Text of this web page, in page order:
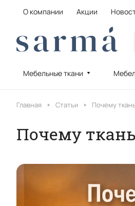
О компании Акции
Мебельные ткани
Главная Статьи Почему
Почему